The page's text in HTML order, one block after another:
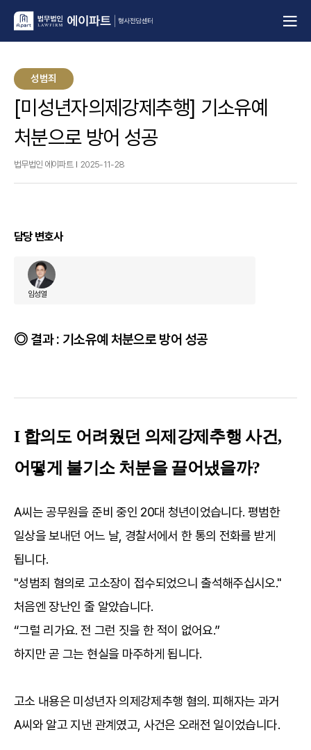
성범죄
[미성년자의제강제추행] 기소유예
처분으로 방어 성공
법무법인 에이파트 2025-11-28
담당 변호사
임성열
결과 : 기소유예 처분으로 방어 성공
I 합의도 어려웠던 의제강제추행 사건,
어떻게 불기소 처분을 끌어냈을까?
A씨는 공무원을 준비 중인 20대 청년이었습니다. 평범한
일상을 보내던 어느 날, 경찰서에서 한 통의 전화를 받게
됩니다.
"성범죄 혐의로 고소장이 접수되었으니 출석해주십시오."
처음엔 장난인 줄 알았습니다.
“그럴 리가요. 전 그런 짓을 한 적이 없어요.”
하지만 곧 그는 현실을 마주하게 됩니다.
고소 내용은 미성년자 의제강제추행 혐의. 피해자는 과거
A씨와 알고 지낸 관계였고, 사건은 오래전 일이었습니다.